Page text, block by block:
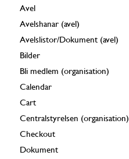
Avel
Avelshanar (avel)
Avelslistor/Dokument (avel)
Bilder
Bli medlem (organisation)
Calendar
Cart
Centralstyrelsen (organisation)
Checkout
Dokument